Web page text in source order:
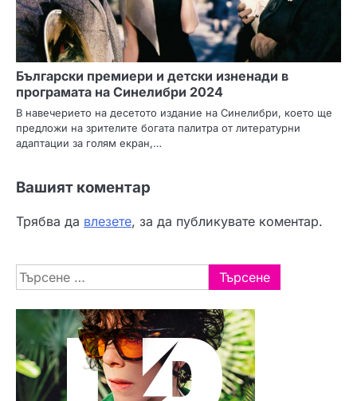
Български премиери и детски изненади в
програмата на Синелибри 2024
В навечерието на десетото издание на Синелибри, което ще
предложи на зрителите богата палитра от литературни
адаптации за голям екран,…
Вашият коментар
Трябва да влезете, за да публикувате коментар.
Търсене
за: